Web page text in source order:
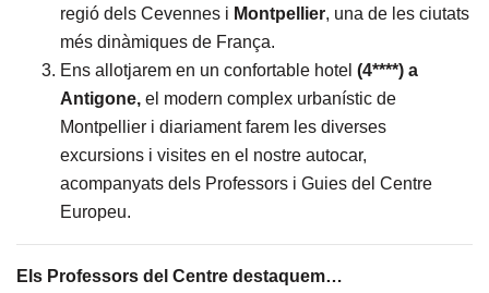
regió dels Cevennes i Montpellier, una de les ciutats
més dinàmiques de França.
Ens allotjarem en un confortable hotel (4****) a
Antigone, el modern complex urbanístic de
Montpellier i diariament farem les diverses
excursions i visites en el nostre autocar,
acompanyats dels Professors i Guies del Centre
Europeu.
Els Professors del Centre destaquem…